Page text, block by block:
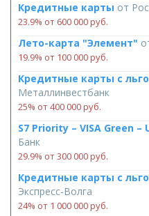
Кредитные карты от
23.9% от 600 000 руб.
Лето-карта "Элемент"
19.9% от 100 000 руб.
Кредитные карты с
Металлинвестбанк
25% от 400 000 руб.
S7 Priority – VISA Green –
Банк
29.9% от 300 000 руб.
Кредитные карты с
Экспресс-Волга
24% от 1 000 000 руб.